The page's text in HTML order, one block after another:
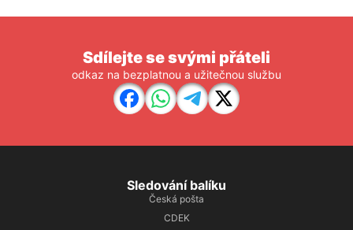
Sdílejte se svými přáteli
odkaz na bezplatnou a užitečnou službu
Sledování balíku
Česká pošta
CDEK